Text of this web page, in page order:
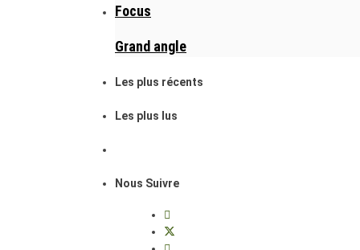
Focus
Grand angle
Les plus récents
Les plus lus
Nous Suivre